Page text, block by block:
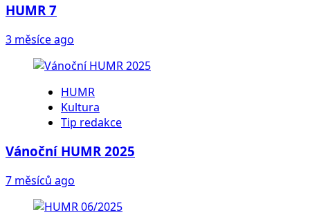
HUMR 7
3 měsíce ago
HUMR
Kultura
Tip redakce
Vánoční HUMR 2025
7 měsíců ago